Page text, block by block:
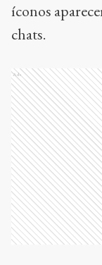
íconos
chats.
Ads